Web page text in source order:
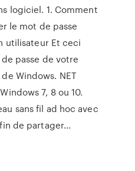
logiciel. 1. Comment
le mot de passe
utilisateur Et ceci
passe de votre
Windows. NET
7, 8 ou 10.
sans fil ad hoc avec
de partager…